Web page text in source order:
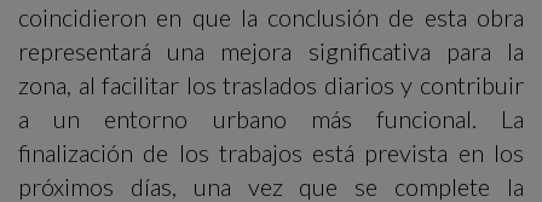
coincidieron en que la conclusión de esta obra
representará una mejora significativa para la
zona, al facilitar los traslados diarios y contribuir
a un entorno urbano más funcional. La
finalización de los trabajos está prevista en los
próximos días, una vez que se complete la